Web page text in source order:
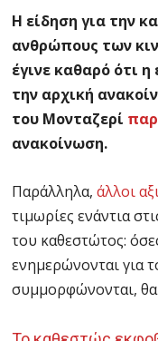
Η είδηση για την
ανθρώπους των
έγινε καθαρό ότι
την αρχική
του Μονταζερί
ανακοίνωση.
Παράλληλα, άλλοι
τιμωρίες ενάντια
του καθεστώτος:
ενημερώνονται για
συμμορφώνονται, θα